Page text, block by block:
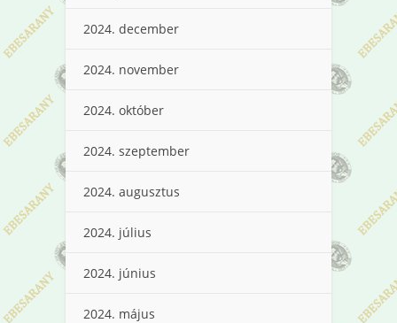
2024. december
2024. november
2024. október
2024. szeptember
2024. augusztus
2024. július
2024. június
2024. május